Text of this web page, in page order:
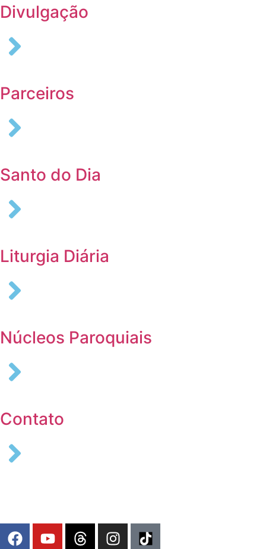
Divulgação
Parceiros
Santo do Dia
Liturgia Diária
Núcleos Paroquiais
Contato